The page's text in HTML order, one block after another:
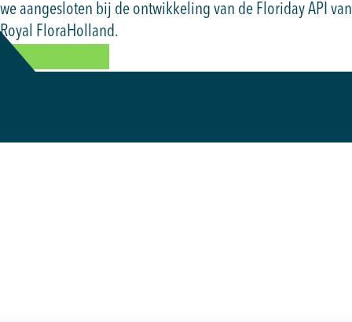
we aangesloten bij de ontwikkeling van de Floriday API van
Royal FloraHolland.
MEER INFORMATIE